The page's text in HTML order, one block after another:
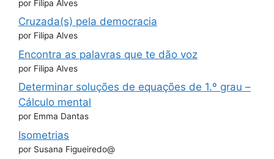
por Filipa Alves
Cruzada(s) pela democracia
por Filipa Alves
Encontra as palavras que te dão voz
por Filipa Alves
Determinar soluções de equações de 1.º grau –
Cálculo mental
por Emma Dantas
Isometrias
por Susana Figueiredo@